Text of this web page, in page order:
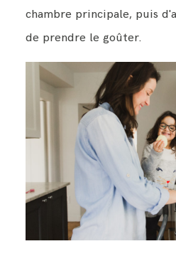
chambre principale, puis
de prendre le goûter.